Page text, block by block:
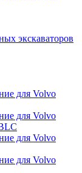
экскаваторов
для Volvo
для Volvo
для Volvo
для Volvo